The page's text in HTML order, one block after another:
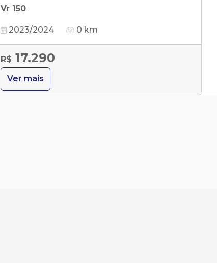
Vr 150
2023/2024 0 km
R$ 17.290
Ver mais